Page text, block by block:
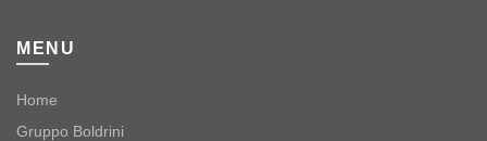
MENU
Home
Gruppo Boldrini